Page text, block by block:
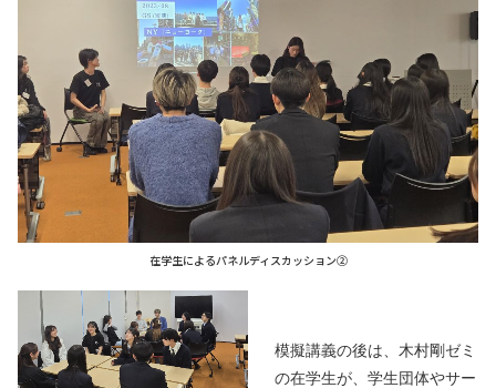
在学生によるパネルディスカッション②
模擬講義の後は、木村剛ゼミ
の在学生が、学生団体やサー